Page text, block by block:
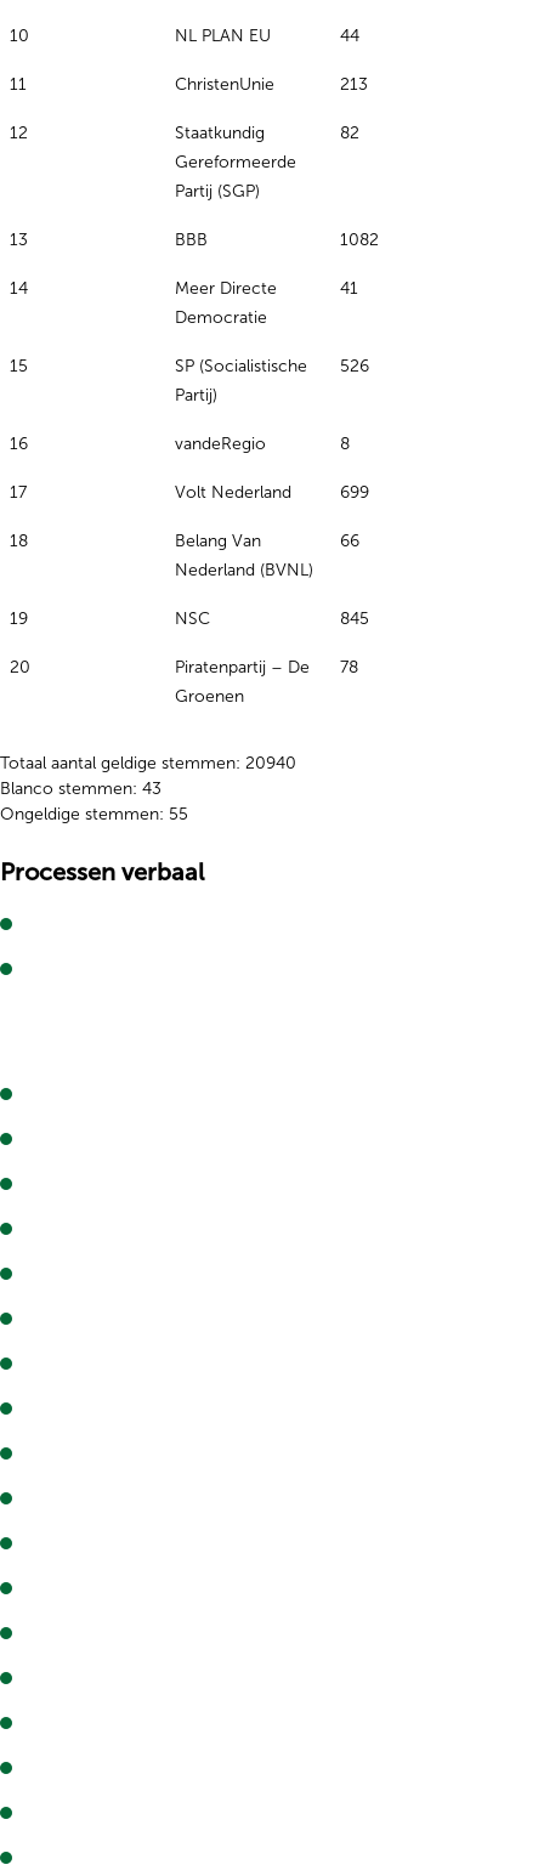
10 NL PLAN EU 44
11 ChristenUnie 213
12
Staatkundig
Gereformeerde
Partij (SGP)
82
13 BBB 1082
14
Meer Directe
Democratie
41
15
SP (Socialistische
Partij)
526
16 vandeRegio 8
17 Volt Nederland 699
18
Belang Van
Nederland (BVNL)
66
19 NSC 845
20
Piratenpartij – De
Groenen
78
Totaal aantal geldige stemmen: 20940
Blanco stemmen: 43
Ongeldige stemmen: 55
Processen verbaal